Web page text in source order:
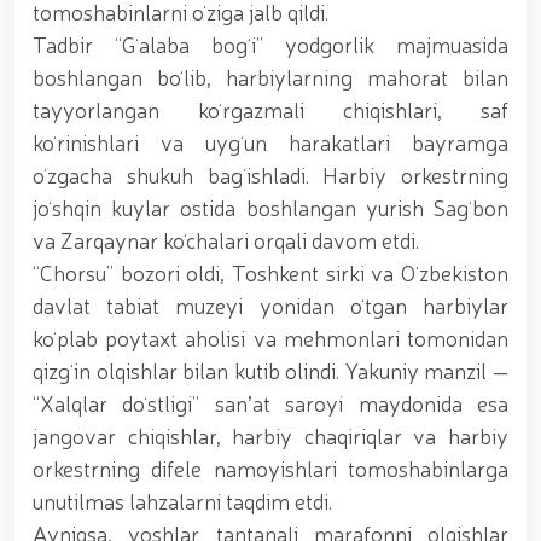
O‘zbekiston Milliy kino san'ati saroyida Milliy
gvardiya tizimidagi yoshlar bilan uchrashuv bo‘lib
o‘tdi. // Bayram kunlarida xavfsizlik toʻliq taʼminlandi
// Navroʻz shukuhi: otliq paradlar tashkil etildi //
“Navroʻzni ulugʻlash – insonni ulugʻlashdir!” shiori
ostida bayram sayli // Askarlar kasb-hunar
sertifikatlariga ega boʻldi // Qahramonlar xotirasi
yod etildi // Strandja turnirida Milliy gvardiya harbiy
xizmatchisi Navbahor Hamidova oltin medalni qoʻlga
kiritdi. // Iroda Ismoilova «Sodiq xizmatlari uchun»
medali bilan taqdirlandi. // O‘zbekiston Qurolli
Kuchlarida kibersport, dron va robot texnologiyalari
yo‘nalishlari rivojlantiriladi // Andijon viloyatida
Respublika ishchi guruhining yoshlar bilan uchrashuvi
tadbirlari doirasida muddatdi harbiy xizmatchilarga
sertifikatlar topshirildi. // Milliy gvardiya
qo‘mondoni, general-polkovnik B.Tashmatov
poytaxtimizdagi manzilli ishlari davomida yoshlar
bilan uchrashib, ular bilan ochiq muloqot o‘tkazdi. //
Farg‘ona viloyatida jinoyat sodir etishga moyil
shaxslar yashash manzillarida tezkor tadbirlar
tomoshabinlarni oʻziga jalb qildi.
Tadbir “Gʻalaba bogʻi” yodgorlik majmuasida
boshlangan boʻlib, harbiylarning mahorat bilan
tayyorlangan koʻrgazmali chiqishlari, saf
koʻrinishlari va uygʻun harakatlari bayramga
oʻzgacha shukuh bagʻishladi. Harbiy orkestrning
joʻshqin kuylar ostida boshlangan yurish Sagʻbon
va Zarqaynar koʻchalari orqali davom etdi.
“Chorsu” bozori oldi, Toshkent sirki va Oʻzbekiston
davlat tabiat muzeyi yonidan oʻtgan harbiylar
koʻplab poytaxt aholisi va mehmonlari tomonidan
qizgʻin olqishlar bilan kutib olindi. Yakuniy manzil —
“Xalqlar doʻstligi” sanʼat saroyi maydonida esa
jangovar chiqishlar, harbiy chaqiriqlar va harbiy
orkestrning difele namoyishlari tomoshabinlarga
unutilmas lahzalarni taqdim etdi.
Ayniqsa, yoshlar tantanali marafonni olqishlar